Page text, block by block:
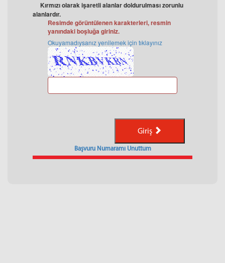
Kırmızı olarak işaretli alanlar doldurulması zorunlu
alanlardır.
Resimde görüntülenen karakterleri, resmin
yanındaki boşluğa giriniz.
Okuyamadıysanız yenilemek için tıklayınız
Giriş
Başvuru Numaramı Unuttum